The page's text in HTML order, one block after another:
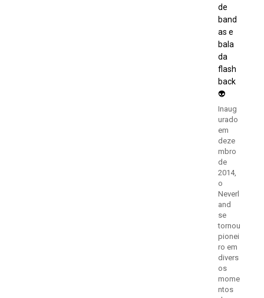
de
band
as e
bala
da
flash
back
👽
Inaug
urado
em
deze
mbro
de
2014,
o
Neverl
and
se
tornou
pionei
ro em
divers
os
mome
ntos